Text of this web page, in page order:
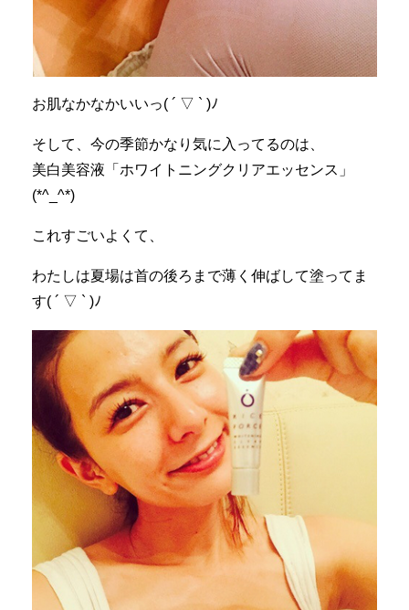
お肌なかなかいいっ( ´ ▽ ` )ﾉ
そして、今の季節かなり気に入ってるのは、
美白美容液「ホワイトニングクリアエッセンス」
(*^_^*)
これすごいよくて、
わたしは夏場は首の後ろまで薄く伸ばして塗ってま
す( ´ ▽ ` )ﾉ